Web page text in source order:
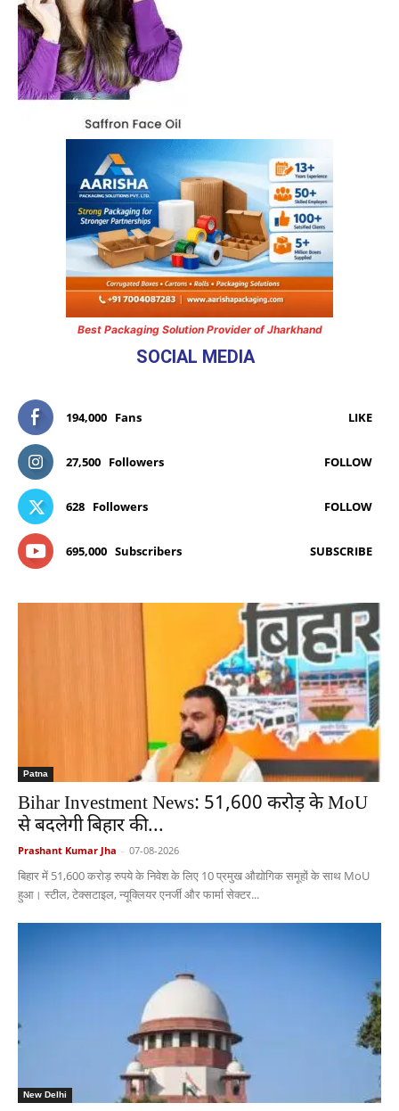
Best Packaging Solution Provider of Jharkhand
SOCIAL MEDIA
194,000 Fans LIKE
27,500 Followers FOLLOW
628 Followers FOLLOW
695,000 Subscribers SUBSCRIBE
Patna
Bihar Investment News: 51,600 करोड़ के MoU
से बदलेगी बिहार की...
Prashant Kumar Jha - 07-08-2026
बिहार में 51,600 करोड़ रुपये के निवेश के लिए 10 प्रमुख औद्योगिक समूहों के साथ MoU
हुआ। स्टील, टेक्सटाइल, न्यूक्लियर एनर्जी और फार्मा सेक्टर...
New Delhi